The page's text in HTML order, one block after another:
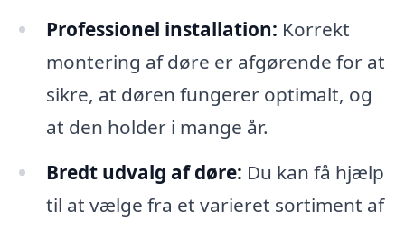
Professionel installation: Korrekt
montering af døre er afgørende for at
sikre, at døren fungerer optimalt, og
at den holder i mange år.
Bredt udvalg af døre: Du kan få hjælp
til at vælge fra et varieret sortiment af